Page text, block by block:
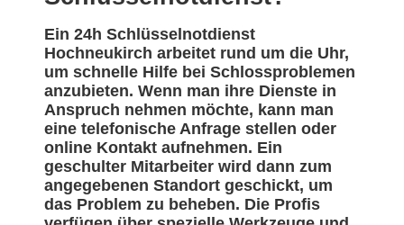
Ein 24h Schlüsselnotdienst
Hochneukirch arbeitet rund um die Uhr,
um schnelle Hilfe bei Schlossproblemen
anzubieten. Wenn man ihre Dienste in
Anspruch nehmen möchte, kann man
eine telefonische Anfrage stellen oder
online Kontakt aufnehmen. Ein
geschulter Mitarbeiter wird dann zum
angegebenen Standort geschickt, um
das Problem zu beheben. Die Profis